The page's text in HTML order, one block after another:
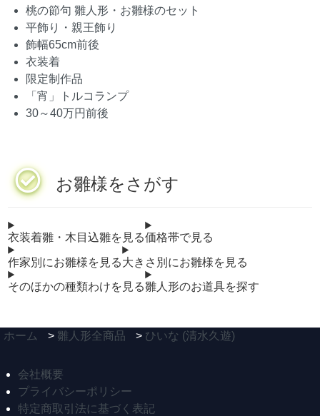
桃の節句 雛人形・お雛様のセット
平飾り・親王飾り
飾幅65cm前後
衣装着
限定制作品
「宵」トルコランプ
30～40万円前後
お雛様をさがす
衣装着雛・木目込雛を見る価格帯で見る
作家別にお雛様を見る大きさ別にお雛様を見る
そのほかの種類わけを見る雛人形のお道具を探す
ホーム > 雛人形全商品 > ひいな (清水久遊)
会社概要
プライバシーポリシー
特定商取引法に基づく表記